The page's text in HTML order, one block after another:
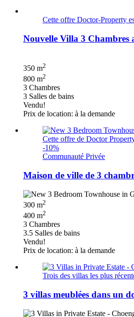
Cette offre Doctor-Property
Nouvelle Villa 3 Chambres
350 m2
800 m2
3 Chambres
3 Salles de bains
Vendu!
Prix de location: à la demande
Cette offre de Doctor
-10%
Communauté Privée
Maison de ville de 3
300 m2
400 m2
3 Chambres
3.5 Salles de bains
Vendu!
Prix de location: à la demande
Trois des villas les plus
3 villas meublées dans un